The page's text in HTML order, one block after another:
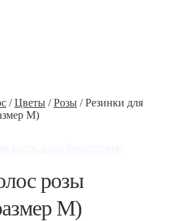
/Цветы /Розы /Резинки для
М)
розы
М)